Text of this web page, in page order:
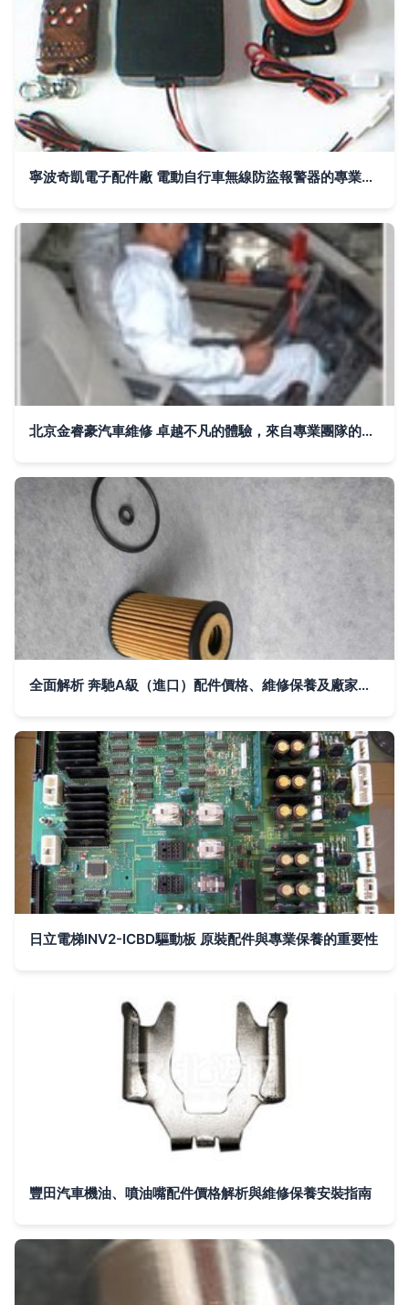
寧波奇凱電子配件廠 電動自行車無線防盜報警器的專業保養指南
北京金睿豪汽車維修 卓越不凡的體驗，來自專業團隊的體貼服務
全面解析 奔馳A級（進口）配件價格、維修保養及廠家信息
日立電梯INV2-ICBD驅動板 原裝配件與專業保養的重要性
豐田汽車機油、噴油嘴配件價格解析與維修保養安裝指南